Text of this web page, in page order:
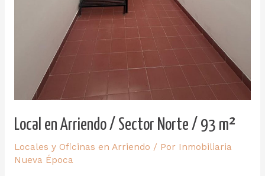
Local en Arriendo / Sector Norte / 93 m²
Locales y Oficinas en Arriendo / Por Inmobiliaria
Nueva Época